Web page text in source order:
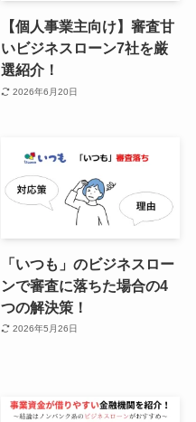
【個人事業主向け】審査甘
いビジネスローン7社を厳
選紹介！
2026年6月20日
「いつも」のビジネスロー
ンで審査に落ちた場合の4
つの解決策！
2026年5月26日